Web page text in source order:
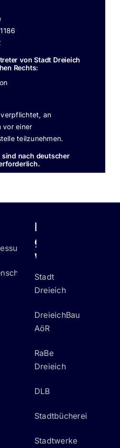
von Stadt Dreieich
Rechts:
an
vor einer
teilzunehmen.
sind nach deutscher
Hier
geht's
weiter
Stadt
Dreieich
DreieichBau
AöR
RaBe
Dreieich
DLB
Stadtbücherei
Stadtwerke